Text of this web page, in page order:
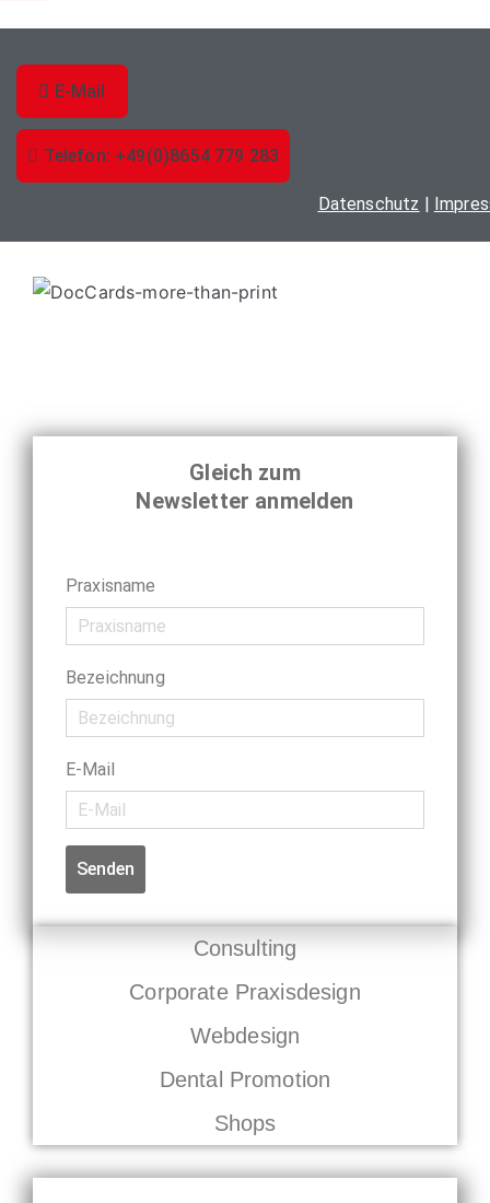
Varianten
auf.
Optionen
können
auf
Produktseite
gewählt
werden
E-Mail
Telefon: +49(0)8654 779 283
Datenschutz
Gleich zum
Newsletter anmelden
Praxisname
Bezeichnung
E-Mail
Senden
Consulting
Corporate Praxisdesign
Webdesign
Dental Promotion
Shops